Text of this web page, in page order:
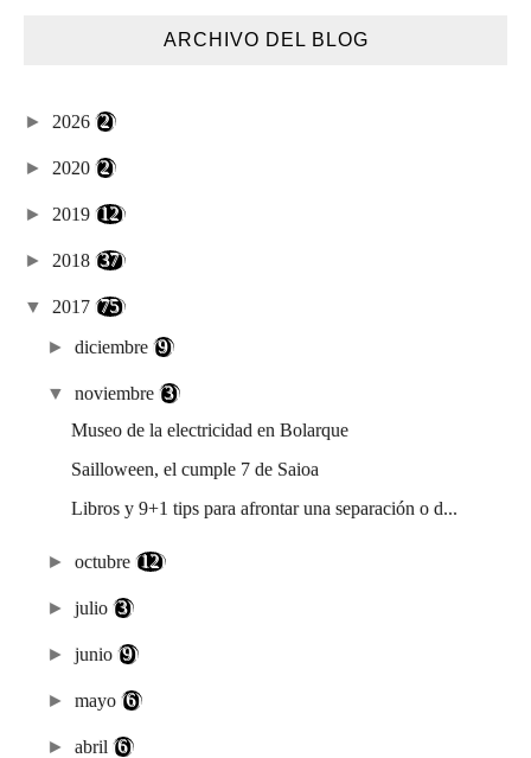
ARCHIVO DEL BLOG
► 2026 (2)
► 2020 (2)
► 2019 (12)
► 2018 (37)
▼ 2017 (75)
►diciembre(9)
▼noviembre(3)
Museo de la electricidad en Bolarque
Sailloween, el cumple 7 de Saioa
Libros y 9+1 tips para afrontar una separación o d...
►octubre (12)
►julio(3)
►junio(9)
►mayo(6)
►abril(6)